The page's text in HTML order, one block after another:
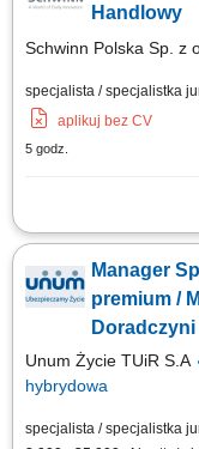
sprzedaży, bankowości,
Handlowy
Schwinn Polska Sp. z
specjalista / specjalistka
aplikuj bez CV
5 godz.
Zakres obowiązków:
meblowych,
nowych odbiorców oraz
reprezentowanie firmy
Manager
premium /
Unum Życie TUiR S.A
hybrydowa
specjalista / specjalistka